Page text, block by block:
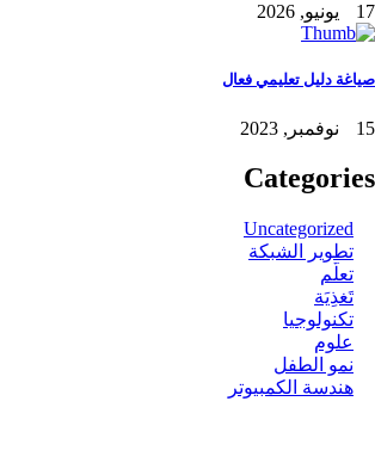
17 يونيو, 2026
صياغة دليل تعليمي فعال
15 نوفمبر, 2023
Categories
Uncategorized
تطوير الشبكة
تعلُّم
تَغذِيَة
تكنولوجيا
علوم
نمو الطفل
هندسة الكمبيوتر